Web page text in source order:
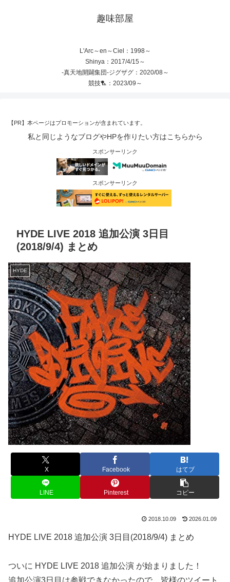
趣味部屋
L'Arc～en～Ciel：1998～
Shinya：2017/4/15～
-真天地開闢集団-ジグザグ：2020/08～
競技🏸：2023/09～
【PR】本ページはプロモーションが含まれています。
私と同じようなブログやHPを作りたい方はこちらから
スポンサーリンク
スポンサーリンク
HYDE LIVE 2018 追加公演 3日目
(2018/9/4) まとめ
HYDE
X Facebook はてブ
LINE Pinterest コピー
2018.10.09 2026.01.09
HYDE LIVE 2018 追加公演 3日目(2018/9/4) まとめ
ついに HYDE LIVE 2018 追加公演 が始まりました！